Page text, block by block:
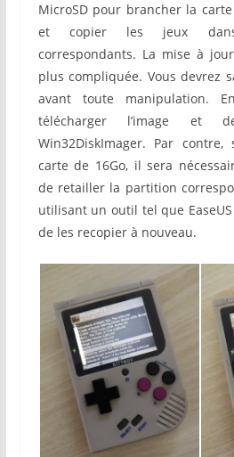
MicroSD pour brancher la
et copier les jeux
correspondants. La mise à
plus compliquée. Vous devrez
avant toute manipulation.
télécharger l’image et
Win32DiskImager. Par
carte de 16Go, il sera
de retailler la partition
utilisant un outil tel que
de les recopier à nouveau.